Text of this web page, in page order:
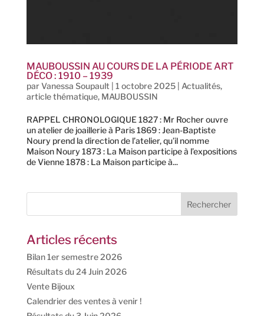
MAUBOUSSIN AU COURS DE LA PÉRIODE ART
DÉCO : 1910 – 1939
parVanessa Soupault 1 octobre 2025| Actualités,
article thématique, MAUBOUSSIN
RAPPEL CHRONOLOGIQUE 1827 : Mr Rocher ouvre
un atelier de joaillerie à Paris 1869 : Jean-Baptiste
Noury prend la direction de l’atelier, qu’il nomme
Maison Noury 1873 : La Maison participe à l’expositions
de Vienne 1878 : La Maison participe à...
Articles récents
Bilan 1er semestre 2026
Résultats du 24 Juin 2026
Vente Bijoux
Calendrier des ventes à venir !